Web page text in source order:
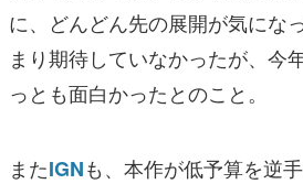
に、どんどん先の展開が気にな
まり期待していなかったが、今
っとも面白かったとのこと。
またIGNも、本作が低予算を逆